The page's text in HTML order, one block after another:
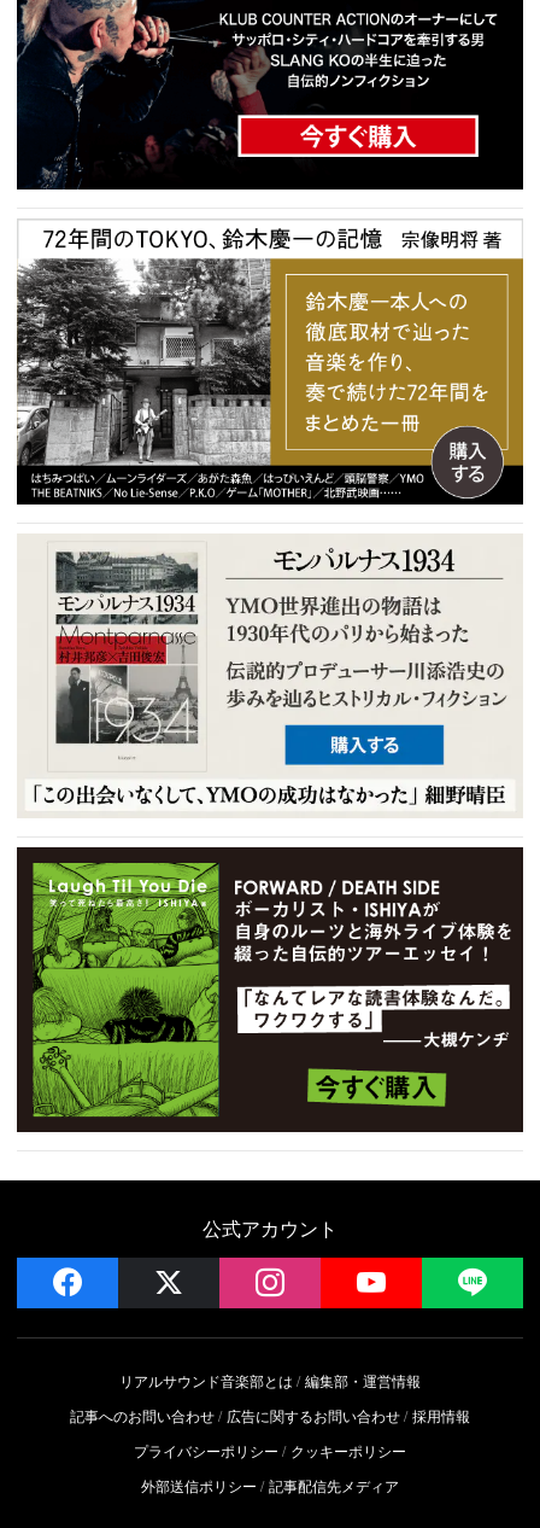
公式アカウント
facebook instagram YouTube
リアルサウンド音楽部とは
編集部・運営情報
記事へのお問い合わせ
広告に関するお問い合わせ 採用情報
プライバシーポリシー
クッキーポリシー
外部送信ポリシー
記事配信先メディア